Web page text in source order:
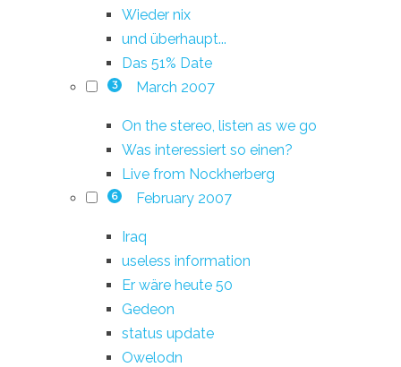
Wieder nix
und überhaupt...
Das 51% Date
3 March 2007
On the stereo, listen as we go
Was interessiert so einen?
Live from Nockherberg
6 February 2007
Iraq
useless information
Er wäre heute 50
Gedeon
status update
Owelodn